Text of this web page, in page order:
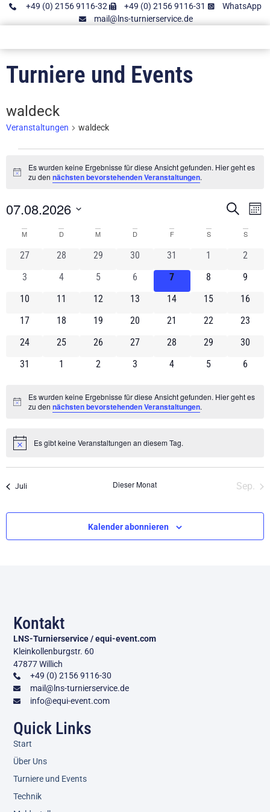
+49 (0) 2156 9116-32 +49 (0) 2156 9116-31
WhatsApp
mail@lns-turnierservice.de
Turniere und Events
waldeck
Veranstaltungen waldeck
Hinweis
Es wurden keine Ergebnisse für diese Ansicht gefunden. Hier geht es
zu den nächsten bevorstehenden Veranstaltungen.
und
Suche
07.08.2026
wählen.
Kalender
von
Veranstaltungen
M D M D F S S
0 Veranstaltungen
27 0 Veranstaltungen
28 0 Veranstaltungen
29 0 Veranstaltungen
30 0 Veranstaltungen
31 0
1 0
2
0 Veranstaltungen
3 0 Veranstaltungen
4 0 Veranstaltungen
5 0 Veranstaltungen
6 0 Veranstaltungen
7 0
8 0
9
0 Veranstaltungen
10 0 Veranstaltungen
11 0 Veranstaltungen
12 0 Veranstaltungen
13 0 Veranstaltungen
14 0
15 0
16
0 Veranstaltungen
17 0 Veranstaltungen
18 0 Veranstaltungen
19 0 Veranstaltungen
20 0 Veranstaltungen
21 0
22 0
23
0 Veranstaltungen
24 0 Veranstaltungen
25 0 Veranstaltungen
26 0 Veranstaltungen
27 0 Veranstaltungen
28 0
29 0
30
0 Veranstaltungen
31 0 Veranstaltungen
1 0 Veranstaltungen
2 0 Veranstaltungen
3 0 Veranstaltungen
4 0
5 0
6
Hinweis
Es wurden keine Ergebnisse für diese Ansicht gefunden. Hier geht es
zu den nächsten bevorstehenden Veranstaltungen.
HinweisEs gibt keine Veranstaltungen an diesem Tag.
Juli Dieser Monat Sep.
Kalender abonnieren
Quick Links
Start
Über Uns
Turniere und Events
Technik
Kontakt
LNS-Turnierservice / equi-event.com
Kleinkollenburgstr. 60
47877 Willich
+49 (0) 2156 9116-30
mail@lns-turnierservice.de
info@equi-event.com